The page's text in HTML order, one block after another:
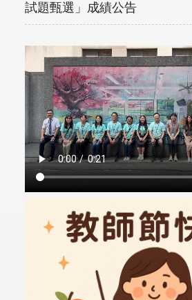
試題甄選」成績公告